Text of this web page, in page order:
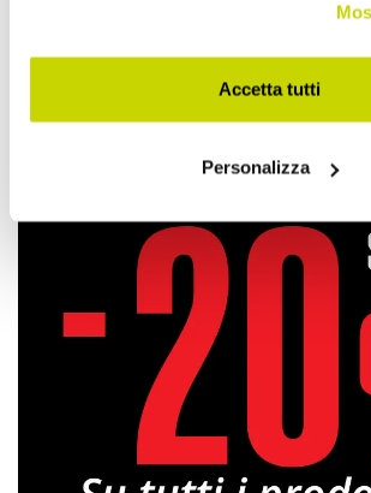
Accetta tutti
Personalizza